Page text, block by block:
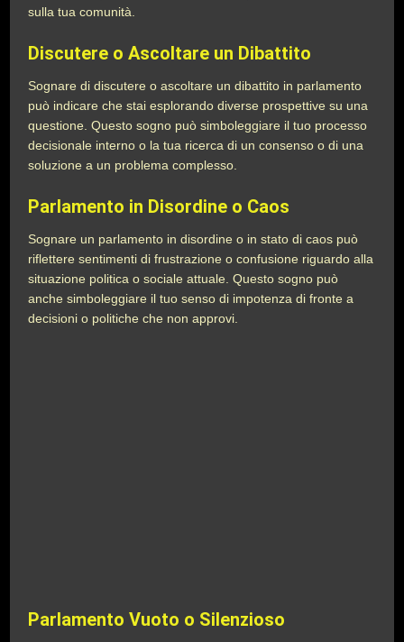
sulla tua comunità.
Discutere o Ascoltare un Dibattito
Sognare di discutere o ascoltare un dibattito in parlamento
può indicare che stai esplorando diverse prospettive su una
questione. Questo sogno può simboleggiare il tuo processo
decisionale interno o la tua ricerca di un consenso o di una
soluzione a un problema complesso.
Parlamento in Disordine o Caos
Sognare un parlamento in disordine o in stato di caos può
riflettere sentimenti di frustrazione o confusione riguardo alla
situazione politica o sociale attuale. Questo sogno può
anche simboleggiare il tuo senso di impotenza di fronte a
decisioni o politiche che non approvi.
Parlamento Vuoto o Silenzioso